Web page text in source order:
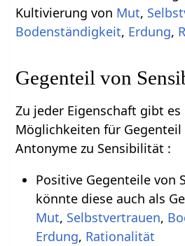
Kultivierung von Mut,
Bodenständigkeit, Erdung,
Gegenteil von
Zu jeder Eigenschaft gibt
Möglichkeiten für
Antonyme zu Sensibilität :
Positive Gegenteile von
könnte diese auch als
Mut, Selbstvertrauen,
Erdung, Rationalität